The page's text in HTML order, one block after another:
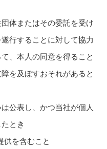
体またはその委託を受け
行することに対して協力
、本人の同意を得ること
を及ぼすおそれがあると
公表し、かつ当社が個人
とき
供を含むこと